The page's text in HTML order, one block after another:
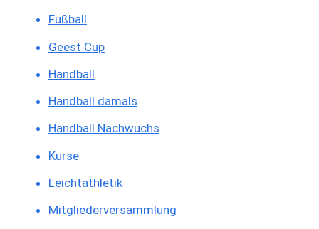
Fußball
Geest Cup
Handball
Handball damals
Handball Nachwuchs
Kurse
Leichtathletik
Mitgliederversammlung